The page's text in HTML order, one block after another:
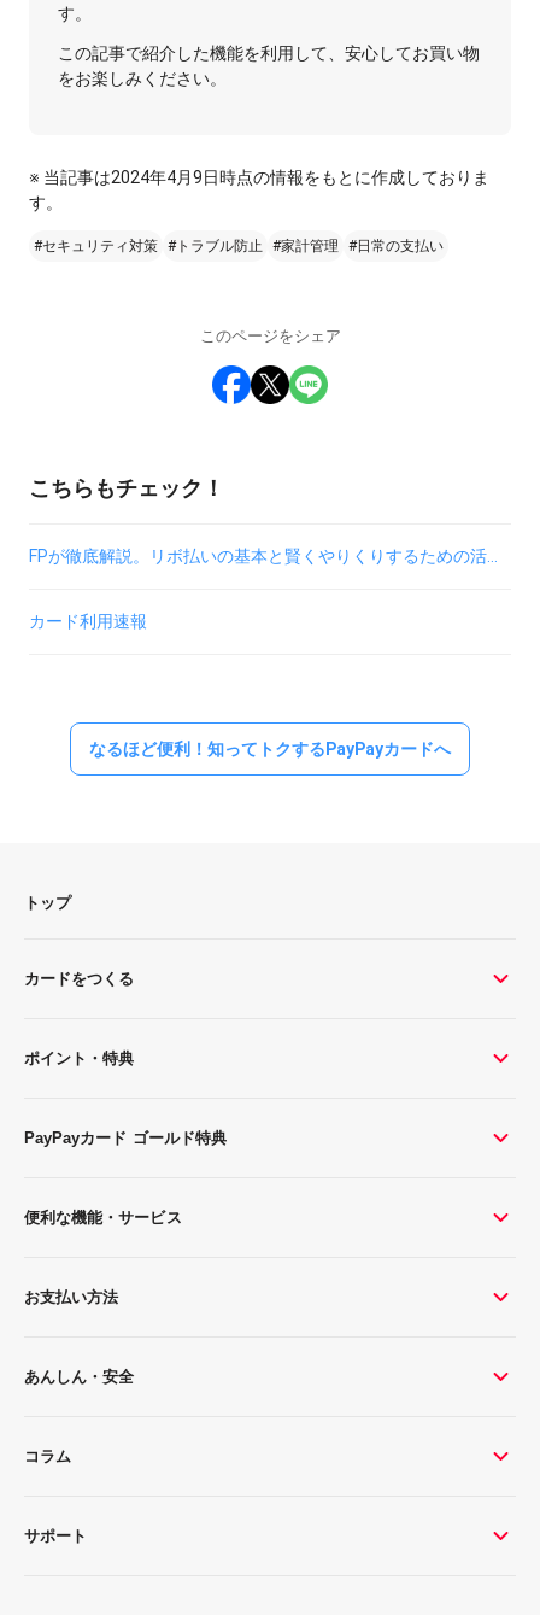
す。
この記事で紹介した機能を利用して、安心してお買い物
をお楽しみください。
※ 当記事は2024年4月9日時点の情報をもとに作成しておりま
す。
#セキュリティ対策 #トラブル防止 #家計管理 #日常の支払い
このページをシェア
こちらもチェック！
FPが徹底解説。リボ払いの基本と賢くやりくりするための活用術
カード利用速報
なるほど便利！知ってトクするPayPayカードへ
トップ
カードをつくる
ポイント・特典
PayPayカード ゴールド特典
便利な機能・サービス
お支払い方法
あんしん・安全
コラム
サポート